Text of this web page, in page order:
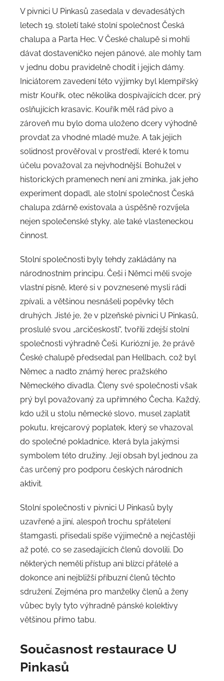
V pivnici U Pinkasů zasedala v devadesátých
letech 19. století také stolní společnost Česká
chalupa a Parta Hec. V České chalupě si mohli
dávat dostaveníčko nejen pánové, ale mohly tam
v jednu dobu pravidelně chodit i jejich dámy.
Iniciátorem zavedení této výjimky byl klempířský
mistr Kouřík, otec několika dospívajících dcer, prý
oslňujících krasavic. Kouřík měl rád pivo a
zároveň mu bylo doma uloženo dcery výhodně
provdat za vhodné mladé muže. A tak jejich
solidnost prověřoval v prostředí, které k tomu
účelu považoval za nejvhodnější. Bohužel v
historických pramenech není ani zmínka, jak jeho
experiment dopadl, ale stolní společnost Česká
chalupa zdárně existovala a úspěšně rozvíjela
nejen společenské styky, ale také vlasteneckou
činnost.
Stolní společnosti byly tehdy zakládány na
národnostním principu. Češi i Němci měli svoje
vlastní písně, které si v povznesené mysli rádi
zpívali, a většinou nesnášeli popěvky těch
druhých. Jisté je, že v plzeňské pivnici U Pinkasů,
proslulé svou „arcičeskostí“, tvořili zdejší stolní
společnosti výhradně Češi. Kuriózní je, že právě
České chalupě předsedal pan Hellbach, což byl
Němec a nadto známý herec pražského
Německého divadla. Členy své společnosti však
prý byl považovaný za upřímného Čecha. Každý,
kdo užil u stolu německé slovo, musel zaplatit
pokutu, krejcarový poplatek, který se vhazoval
do společné pokladnice, která byla jakýmsi
symbolem této družiny. Její obsah byl jednou za
čas určený pro podporu českých národních
aktivit.
Stolní společnosti v pivnici U Pinkasů byly
uzavřené a jiní, alespoň trochu spřátelení
štamgasti, přisedali spíše výjimečně a nejčastěji
až poté, co se zasedajících členů dovolili. Do
některých neměli přístup ani blízcí přátelé a
dokonce ani nejbližší příbuzní členů těchto
sdružení. Zejména pro manželky členů a ženy
vůbec byly tyto výhradně pánské kolektivy
většinou přímo tabu.
Současnost restaurace U
Pinkasů